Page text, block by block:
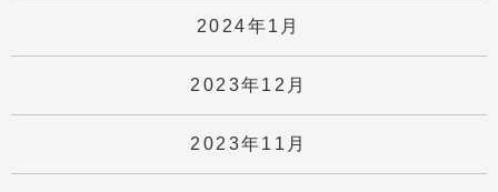
2024年1月
2023年12月
2023年11月